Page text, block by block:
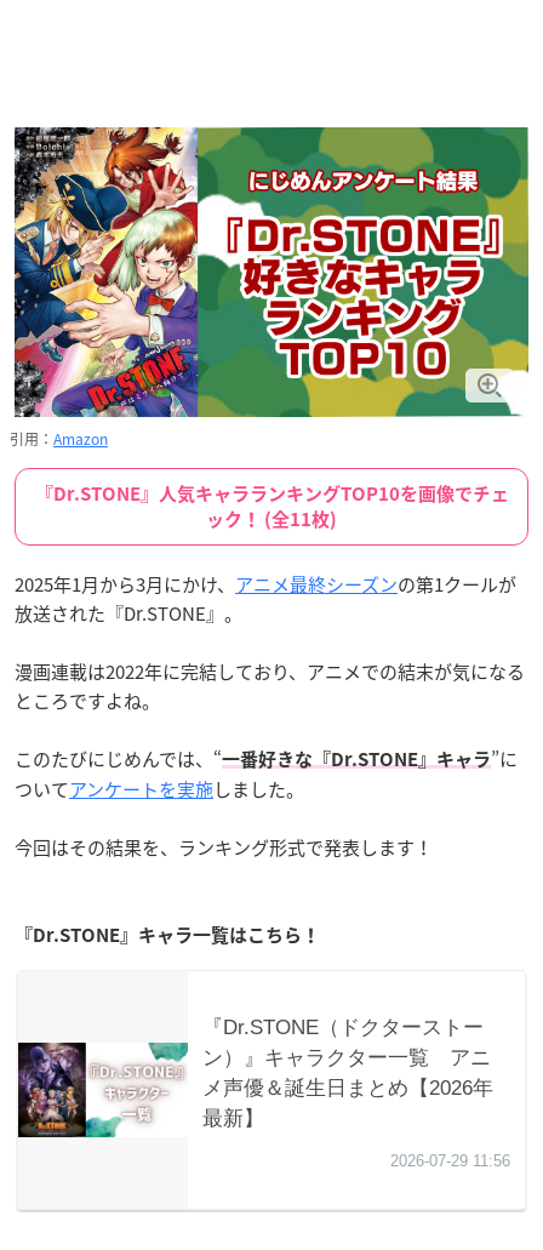
引用： Amazon
『Dr.STONE』人気キャラランキングTOP10を画像でチェ
ック！ (全11枚)
2025年1月から3月にかけ、 アニメ最終シーズンの第1クールが
放送された『Dr.STONE』。
漫画連載は2022年に完結しており、アニメでの結末が気になる
ところですよね。
このたびにじめんでは、“一番好きな『Dr.STONE』 キャラ”に
ついてアンケートを実施しました。
今回はその結果を、ランキング形式で発表します！
『Dr.STONE』キャラ一覧はこちら！